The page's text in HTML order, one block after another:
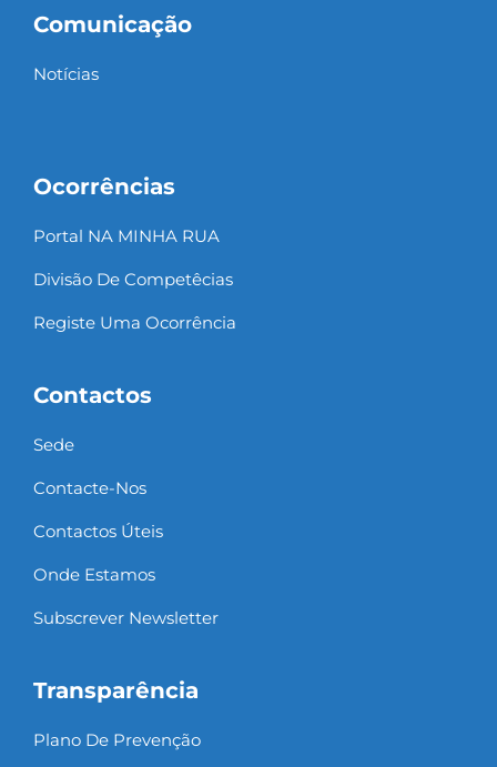
Comunicação
Notícias
Ocorrências
Portal NA MINHA RUA
Divisão De Competêcias
Registe Uma Ocorrência
Contactos
Sede
Contacte-Nos
Contactos Úteis
Onde Estamos
Subscrever Newsletter
Transparência
Plano De Prevenção